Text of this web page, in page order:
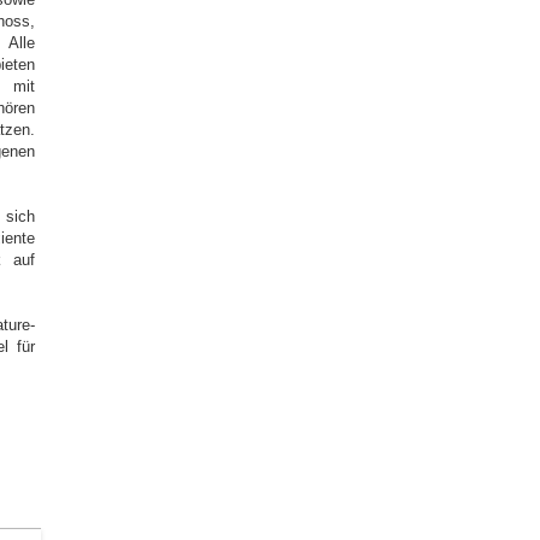
Alle
mit
sich
auf
für